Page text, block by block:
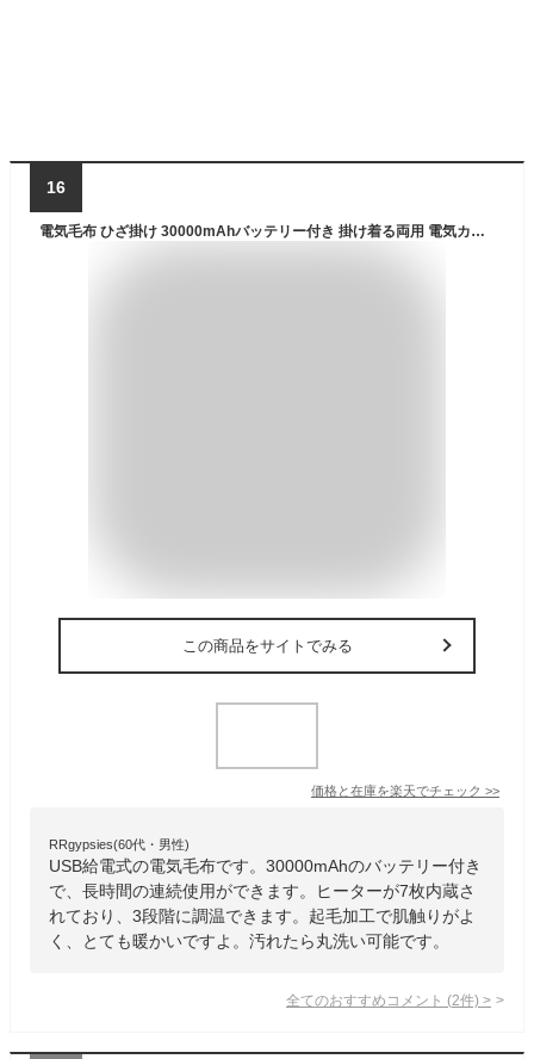
16
電気毛布 ひざ掛け 30000mAhバッテリー付き 掛け着る両用 電気カーペット ヒーター7枚内蔵 3段階調温 起毛加工 肌触りがいい USB給電 速暖 防寒対策 男女兼用 軽量 アウトドア 丸洗い可 100日間保証 2024改良版
この商品をサイトでみる
価格と在庫を楽天でチェック >>
RRgypsies(60代・男性)
USB給電式の電気毛布です。30000mAhのバッテリー付き
で、長時間の連続使用ができます。ヒーターが7枚内蔵さ
れており、3段階に調温できます。起毛加工で肌触りがよ
く、とても暖かいですよ。汚れたら丸洗い可能です。
全てのおすすめコメント (2件) >